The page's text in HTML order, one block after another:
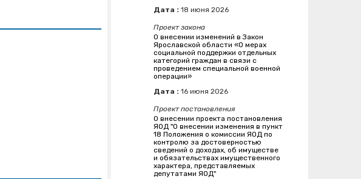
Дата : 18 июня 2026
Проект закона
О внесении изменений в Закон
Ярославской области «О мерах
социальной поддержки отдельных
категорий граждан в связи с
проведением специальной военной
операции»
Дата : 16 июня 2026
Проект постановления
О внесении проекта постановления
ЯОД "О внесении изменения в пункт
18 Положения о комиссии ЯОД по
контролю за достоверностью
сведений о доходах, об имуществе
и обязательствах имущественного
характера, представляемых
депутатами ЯОД"